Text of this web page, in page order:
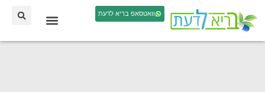
וואטסאפ בריא לדעת